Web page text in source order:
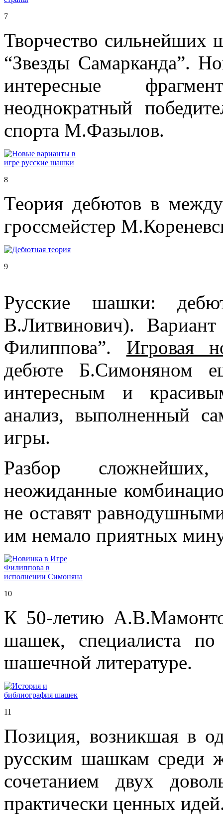
7
Творчество сильнейших
“Звезды Самарканда”.
интересные
неоднократный
спорта М.Фазылов.
8
Теория дебютов в
гроссмейстер
9
Русские шашки:
В.Литвинович).
Филиппова”. Игровая
дебюте Б.Симоняном
интересным и
анализ, выполненный
игры.
Разбор
неожиданные
не оставят
им немало приятных
10
К 50-летию
шашек, специалиста по
шашечной литературе.
11
Позиция, возникшая в
русским шашкам среди
сочетанием двух
практически ценных